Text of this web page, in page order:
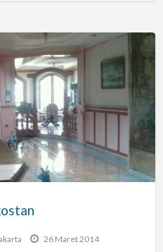
26 Maret 2014